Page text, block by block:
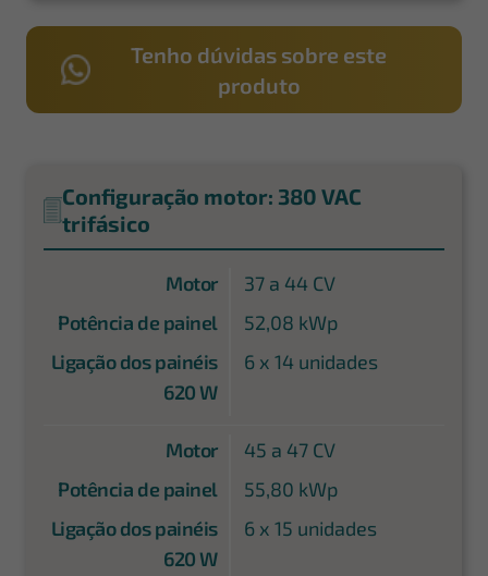
Tenho dúvidas sobre este
produto
Configuração motor: 380 VAC
trifásico
Motor
37 a 44 CV
Potência de painel
52,08 kWp
Ligação dos painéis
620 W
6 x 14 unidades
Motor
45 a 47 CV
Potência de painel
55,80 kWp
Ligação dos painéis
620 W
6 x 15 unidades